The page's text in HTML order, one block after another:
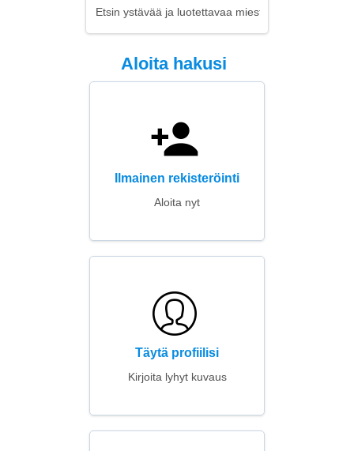
Etsin ystävää ja luotettavaa miestä
Aloita hakusi
Ilmainen rekisteröinti
Aloita nyt
Täytä profiilisi
Kirjoita lyhyt kuvaus